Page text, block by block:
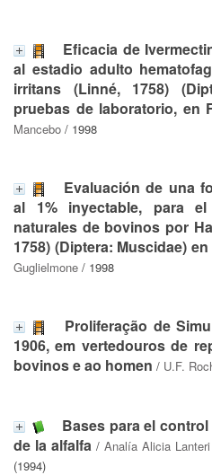
Eficacia de
al estadio adulto
irritans (Linné, 1758)
pruebas de laboratorio, en
Mancebo / 1998
Evaluación de una
al 1% inyectable, para
naturales de bovinos por
1758) (Diptera: Muscidae)
Guglielmone / 1998
Proliferação de
1906, em vertedouros de
bovinos e ao homen / U.F.
Bases para el
de la alfalfa /Analía Alicia Lanteri
(1994)